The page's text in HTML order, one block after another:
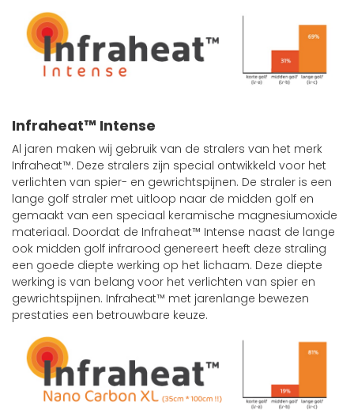
Infraheat™ Intense
Al jaren maken wij gebruik van de stralers van het merk
Infraheat™. Deze stralers zijn special ontwikkeld voor het
verlichten van spier- en gewrichtspijnen. De straler is een
lange golf straler met uitloop naar de midden golf en
gemaakt van een speciaal keramische magnesiumoxide
materiaal. Doordat de Infraheat™ Intense naast de lange
ook midden golf infrarood genereert heeft deze straling
een goede diepte werking op het lichaam. Deze diepte
werking is van belang voor het verlichten van spier en
gewrichtspijnen. Infraheat™ met jarenlange bewezen
prestaties een betrouwbare keuze.